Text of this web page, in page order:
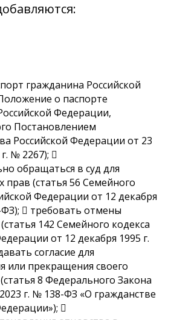
гражданина Российской
о паспорте
Федерации,
Постановлением
Российской Федерации от 23
№ 2267); 
обращаться в суд для
прав (статья 56 Семейного
Федерации от 12 декабря
ФЗ);  требовать отмены
142 Семейного кодекса
от 12 декабря 1995 г.
согласие для
или прекращения своего
8 Федерального Закона
г. № 138-ФЗ «О гражданстве
